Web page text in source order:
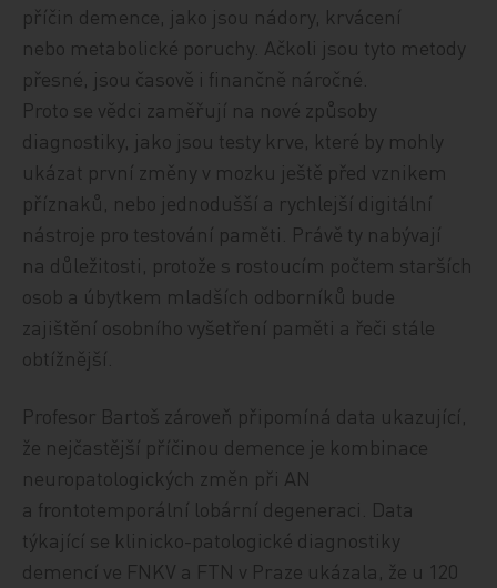
příčin demence, jako jsou nádory, krvácení
nebo metabolické poruchy. Ačkoli jsou tyto metody
přesné, jsou časově i finančně náročné.
Proto se vědci zaměřují na nové způsoby
diagnostiky, jako jsou testy krve, které by mohly
ukázat první změny v mozku ještě před vznikem
příznaků, nebo jednodušší a rychlejší digitální
nástroje pro testování paměti. Právě ty nabývají
na důležitosti, protože s rostoucím počtem starších
osob a úbytkem mladších odborníků bude
zajištění osobního vyšetření paměti a řeči stále
obtížnější.
Profesor Bartoš zároveň připomíná data ukazující,
že nejčastější příčinou demence je kombinace
neuropatologických změn při AN
a frontotemporální lobární degeneraci. Data
týkající se klinicko-patologické diagnostiky
demencí ve FNKV a FTN v Praze ukázala, že u 120